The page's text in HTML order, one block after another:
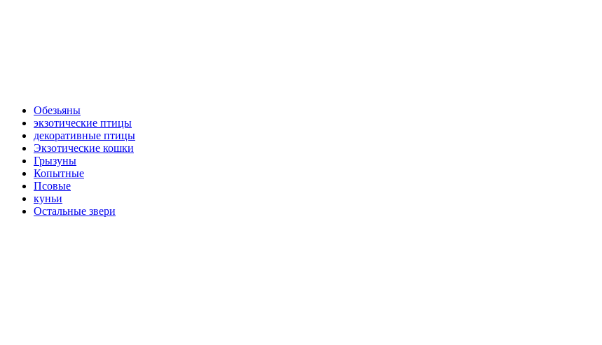
Обезьяны
экзотические птицы
декоративные птицы
Экзотические кошки
Грызуны
Копытные
Псовые
куньи
Остальные звери